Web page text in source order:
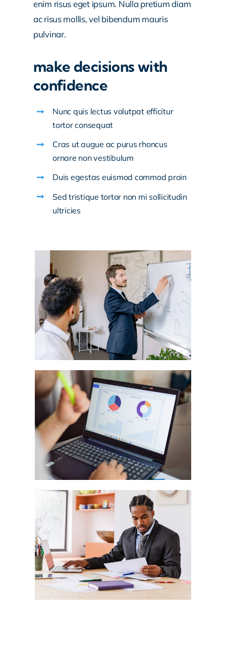
enim risus eget ipsum. Nulla pretium diam
ac risus mollis, vel bibendum mauris
pulvinar.
make decisions with
confidence
Nunc quis lectus volutpat efficitur
tortor consequat
Cras ut augue ac purus rhoncus
ornare non vestibulum
Duis egestas euismod commod proin
Sed tristique tortor non mi sollicitudin
ultricies